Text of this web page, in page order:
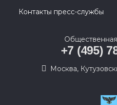
Контакты пресс-службы
+7 (495)
Москва,